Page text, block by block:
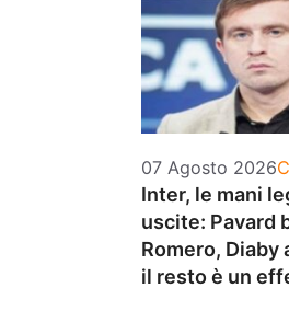
07 Agosto 2026
Inter, le mani
uscite: Pavard
Romero,
il resto è un